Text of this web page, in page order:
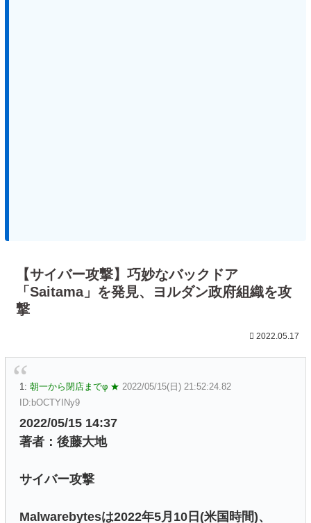
【サイバー攻撃】巧妙なバックドア
「Saitama」を発見、ヨルダン政府組織を攻
撃
2022.05.17
1: 朝一から閉店までφ ★ 2022/05/15(日) 21:52:24.82
ID:bOCTYINy9
2022/05/15 14:37
著者：後藤大地
サイバー攻撃
Malwarebytesは2022年5月10日(米国時間)、